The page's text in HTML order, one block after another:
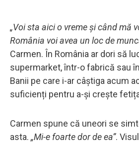
„Voi sta aici o vreme și când mă
România voi avea un loc de
Carmen. În România ar dori să
supermarket, într-o fabrică sau
Banii pe care i-ar câștiga acum
suficienți pentru a-și crește
Carmen spune că uneori se
asta. „Mi-e foarte dor de ea”.